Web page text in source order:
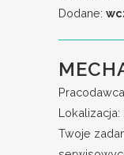
Dodane:
Lokalizacja:
Twoje